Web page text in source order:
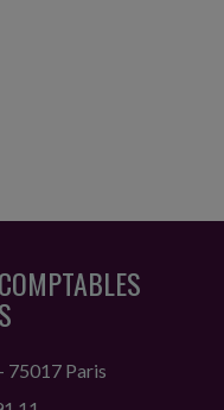
75017 Paris